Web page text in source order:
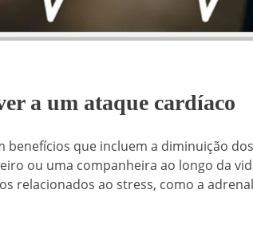
a um ataque cardíaco
que incluem a diminuição
ou uma companheira ao longo da
relacionados ao stress, como a